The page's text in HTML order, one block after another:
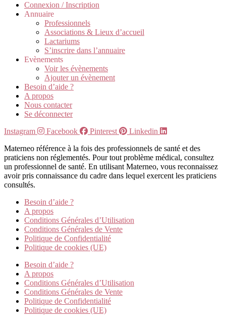
Connexion / Inscription
Annuaire
Professionnels
Associations & Lieux d’accueil
Lactariums
S’inscrire dans l’annuaire
Evènements
Voir les évènements
Ajouter un évènement
Besoin d’aide ?
A propos
Nous contacter
Se déconnecter
Instagram
Facebook Pinterest
Linkedin
Materneo référence à la fois des professionnels de santé et des
praticiens non réglementés. Pour tout problème médical, consultez
un professionnel de santé. En utilisant Materneo, vous reconnaissez
avoir pris connaissance du cadre dans lequel exercent les praticiens
consultés.
Besoin d’aide ?
A propos
Conditions Générales d’Utilisation
Conditions Générales de Vente
Politique de Confidentialité
Politique de cookies (UE)
Besoin d’aide ?
A propos
Conditions Générales d’Utilisation
Conditions Générales de Vente
Politique de Confidentialité
Politique de cookies (UE)